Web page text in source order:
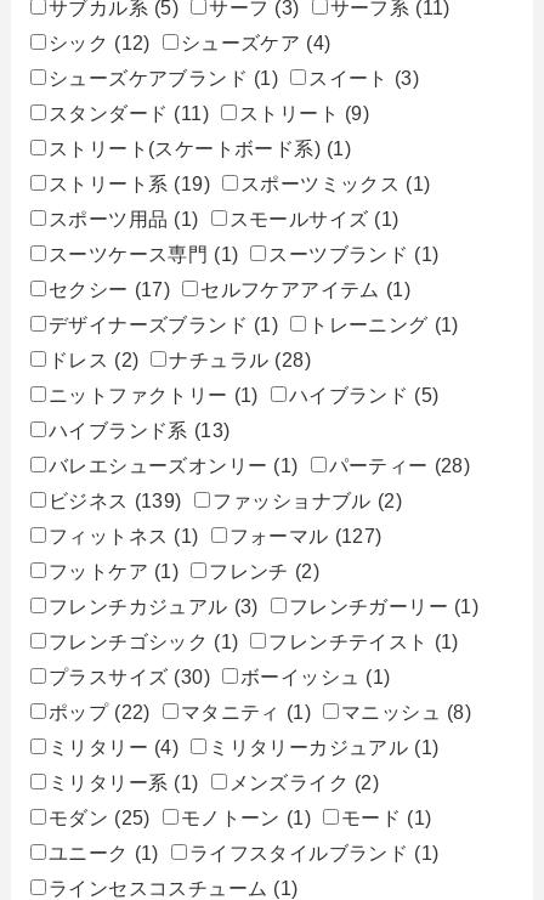
サブカル系 (5) サーフ (3) サーフ系 (11)
シック (12) シューズケア (4)
シューズケアブランド (1) スイート
(3)
スタンダード (11) ストリート (9)
ストリート(スケートボード系) (1)
ストリート系 (19) スポーツミックス (1)
スポーツ用品 (1) スモールサイズ (1)
スーツケース専門 (1) スーツブランド (1)
セクシー (17) セルフケアアイテム (1)
デザイナーズブランド (1) トレーニング (1)
ドレス (2) ナチュラル (28)
ニットファクトリー (1) ハイブランド (5)
ハイブランド系 (13)
バレエシューズオンリー (1) パーティー (28)
ビジネス (139) ファッショナブル (2)
フィットネス (1) フォーマル (127)
フットケア (1) フレンチ (2)
フレンチカジュアル (3) フレンチガーリー (1)
フレンチゴシック (1) フレンチテイスト
(1)
プラスサイズ (30) ボーイッシュ
(1)
ポップ (22) マタニティ (1) マニッシュ
(8)
ミリタリー (4) ミリタリーカジュアル (1)
ミリタリー系 (1) メンズライク (2)
モダン (25) モノトーン (1) モード (1)
ユニーク (1) ライフスタイルブランド (1)
ラインセスコスチューム (1)